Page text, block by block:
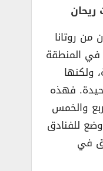
من روتانا
المنطقة
ولكنها
فهذه
والخمس
للفنادق
في